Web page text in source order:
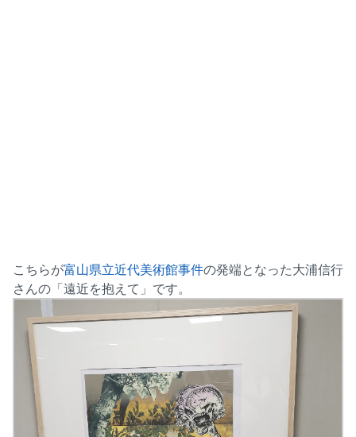
こちらが富山県立近代美術館事件の発端となった大浦信行
さんの「遠近を抱えて」です。